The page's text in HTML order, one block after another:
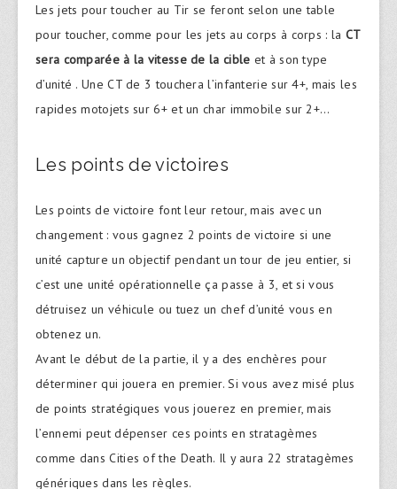
Les jets pour toucher au Tir se feront selon une table
pour toucher, comme pour les jets au corps à corps : la CT
sera comparée à la vitesse de la cible et à son type
d’unité . Une CT de 3 touchera l’infanterie sur 4+, mais les
rapides motojets sur 6+ et un char immobile sur 2+…
Les points de victoires
Les points de victoire font leur retour, mais avec un
changement : vous gagnez 2 points de victoire si une
unité capture un objectif pendant un tour de jeu entier, si
c’est une unité opérationnelle ça passe à 3, et si vous
détruisez un véhicule ou tuez un chef d’unité vous en
obtenez un.
Avant le début de la partie, il y a des enchères pour
déterminer qui jouera en premier. Si vous avez misé plus
de points stratégiques vous jouerez en premier, mais
l’ennemi peut dépenser ces points en stratagèmes
comme dans Cities of the Death. Il y aura 22 stratagèmes
génériques dans les règles.